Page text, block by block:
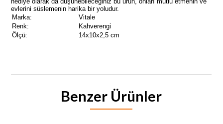
evlerini süslemenin harika bir yoludur.
Marka:
Vitale
Renk:
Kahverengi
Ölçü:
14x10x2,5 cm
Benzer Ürünler